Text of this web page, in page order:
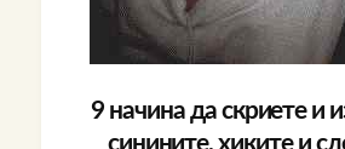
9 начина да скриете и